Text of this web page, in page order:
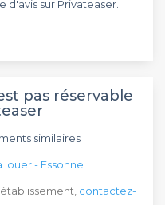
d'avis sur Privateaser.
pas réservable
similaires :
louer - Essonne
contactez-